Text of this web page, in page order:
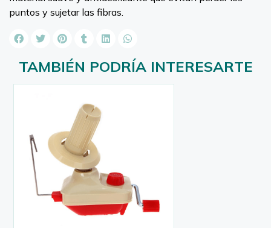
puntos y sujetar las fibras.
TAMBIÉN PODRÍA INTERESARTE